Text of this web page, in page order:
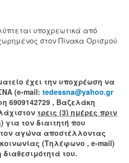
υποχρεωτικά από
στον Πίνακα Ορισμού
έχει την υποχρέωση να
(e-mail: tedessna@yahoo.gr
6909142729 , Βαζελάκη
τρεις (3) ημέρες πριν
για τον διαιτητή που
τον αγώνα αποστέλλοντας
(Τηλέφωνο , e-mail)
του.